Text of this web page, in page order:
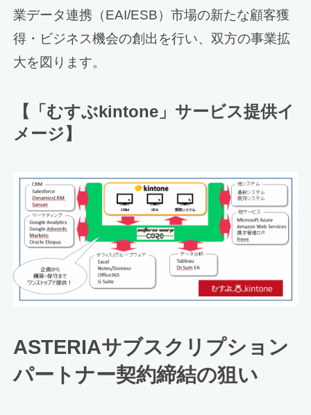
業データ連携（EAI/ESB）市場の新たな顧客獲
得・ビジネス機会の創出を行い、双方の事業拡
大を図ります。
【「むすぶkintone」サービス提供イ
メージ】
ASTERIAサブスクリプション
パートナー契約締結の狙い